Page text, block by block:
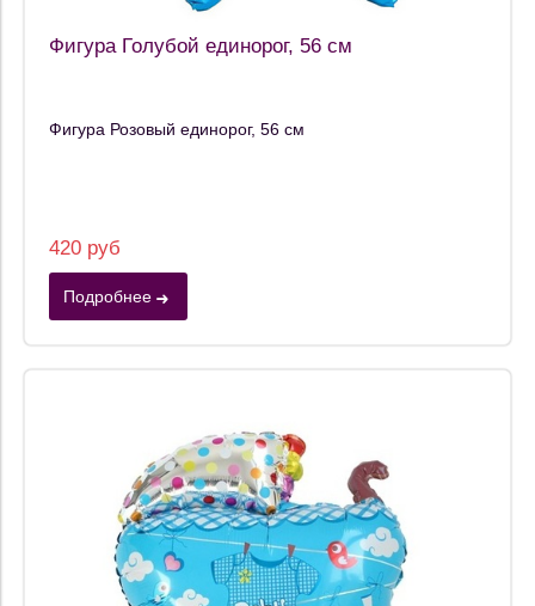
Фигура Голубой единорог, 56 см
Фигура Розовый единорог, 56 см
420 руб
Подробнее